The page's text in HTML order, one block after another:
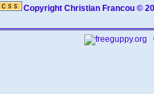
Copyright Christian Francou ©